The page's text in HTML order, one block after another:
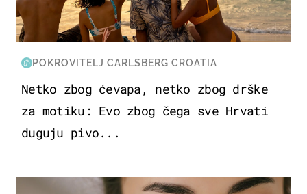
POKROVITELJ CARLSBERG CROATIA
Netko zbog ćevapa, netko zbog drške
za motiku: Evo zbog čega sve Hrvati
duguju pivo...
MODA & LJEPOTA